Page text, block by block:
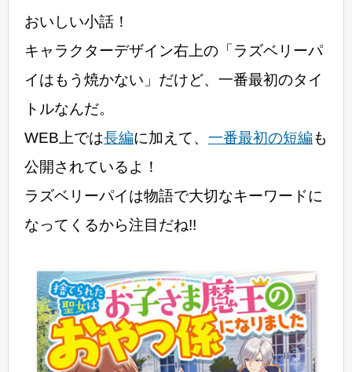
おいしい小話！
キャラクターデザイン右上の「ラズベリーパ
イはもう焼かない」だけど、一番最初のタイ
トルなんだ。
WEB上では長編に加えて、 一番最初の短編も
公開されているよ！
ラズベリーパイは物語で大切なキーワードに
なってくるから注目だね!!